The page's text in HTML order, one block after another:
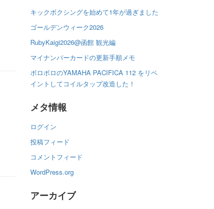
キックボクシングを始めて1年が過ぎました
ゴールデンウィーク2026
RubyKaigi2026@函館 観光編
マイナンバーカードの更新手順メモ
ボロボロのYAMAHA PACIFICA 112 をリペ
イントしてコイルタップ改造した！
メタ情報
ログイン
投稿フィード
コメントフィード
WordPress.org
アーカイブ